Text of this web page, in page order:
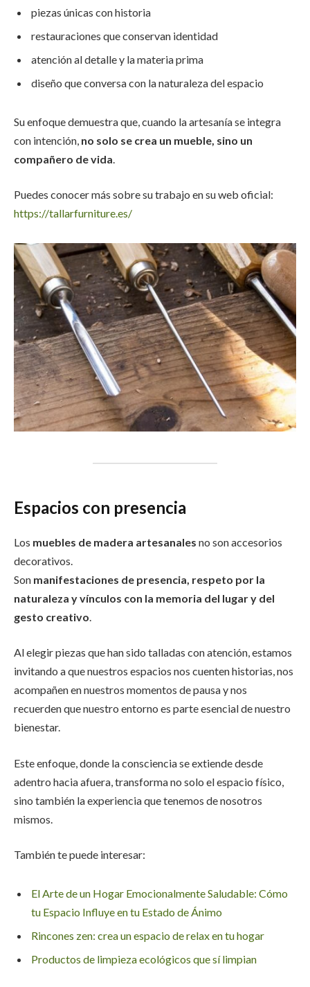
piezas únicas con historia
restauraciones que conservan identidad
atención al detalle y la materia prima
diseño que conversa con la naturaleza del espacio
Su enfoque demuestra que, cuando la artesanía se integra
con intención, no solo se crea un mueble, sino un
compañero de vida
Puedes conocer más sobre su trabajo en su web oficial:
https://tallarfurniture.es/
Espacios con presencia
Los muebles de madera artesanales no son accesorios
decorativos.
Son manifestaciones de presencia, respeto por la
naturaleza y vínculos con la memoria del lugar y del
gesto creativo
Al elegir piezas que han sido talladas con atención, estamos
invitando a que nuestros espacios nos cuenten historias, nos
acompañen en nuestros momentos de pausa y nos
recuerden que nuestro entorno es parte esencial de nuestro
bienestar.
Este enfoque, donde la consciencia se extiende desde
adentro hacia afuera, transforma no solo el espacio físico,
sino también la experiencia que tenemos de nosotros
mismos.
También te puede interesar:
El Arte de un Hogar Emocionalmente Saludable: Cómo
tu Espacio Influye en tu Estado de Ánimo
Rincones zen: crea un espacio de relax en tu hogar
Productos de limpieza ecológicos que sí limpian